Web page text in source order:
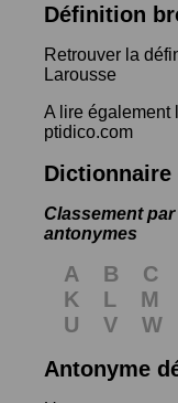
Définition
Retrouver la
Larousse
A lire également
ptidico.com
Dictionnaire
Classement
antonymes
A B C
K
L M
U
V W
Antonyme